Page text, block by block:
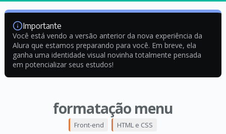
Importante
Você está vendo a versão anterior da nova experiência da
Alura que estamos preparando para você. Em breve, ela
ganha uma identidade visual novinha totalmente pensada
em potencializar seus estudos!
formatação menu
Front-end HTML e CSS